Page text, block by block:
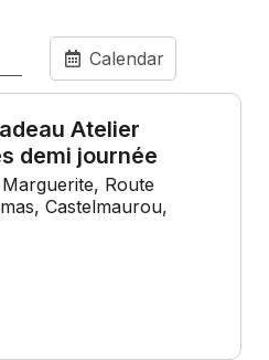
Calendar
Atelier
demi journée
Route
Castelmaurou,